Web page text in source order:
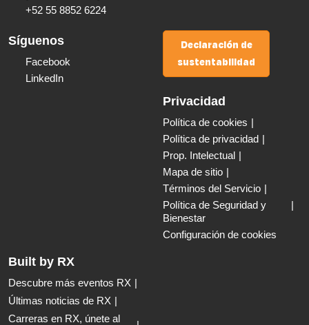
+52 55 8852 6224
Síguenos
Facebook
LinkedIn
Declaración de
sustentabilidad
Privacidad
Política de cookies
Política de privacidad
Prop. Intelectual
Mapa de sitio
Términos del Servicio
Política de Seguridad y
Bienestar
Configuración de cookies
Built by RX
Descubre más eventos RX
Últimas noticias de RX
Carreras en RX, únete al